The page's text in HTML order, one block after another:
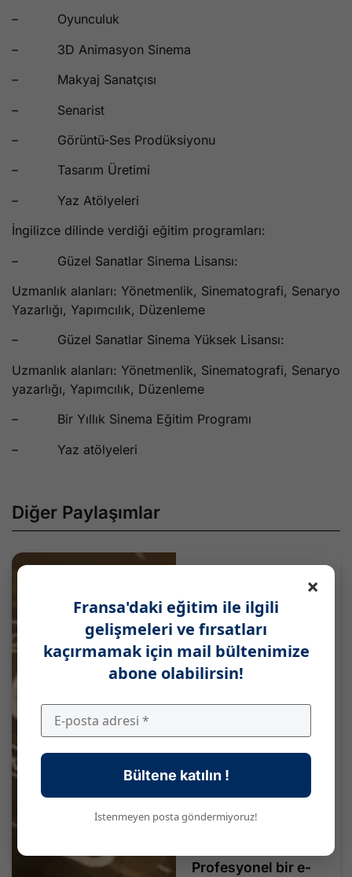
– Oyunculuk
– 3D Animasyon Sinema
– Makyaj Sanatçısı
– Senarist
– Görüntü-Ses Prodüksiyonu
– Tasarım Üretimi
– Yaz Atölyeleri
İngilizce dilinde verdiği eğitim programları:
– Güzel Sanatlar Sinema Lisansı:
Uzmanlık alanları: Yönetmenlik, Sinematografi, Senaryo
Yazarlığı, Yapımcılık, Düzenleme
– Güzel Sanatlar Sinema Yüksek Lisansı:
Uzmanlık alanları: Yönetmenlik, Sinematografi, Senaryo
yazarlığı, Yapımcılık, Düzenleme
– Bir Yıllık Sinema Eğitim Programı
– Yaz atölyeleri
Diğer Paylaşımlar
Profesyonel bir e-
×
Fransa'daki eğitim ile ilgili
gelişmeleri ve fırsatları
kaçırmamak için mail bültenimize
abone olabilirsin!
Bültene katılın !
İstenmeyen posta göndermiyoruz!